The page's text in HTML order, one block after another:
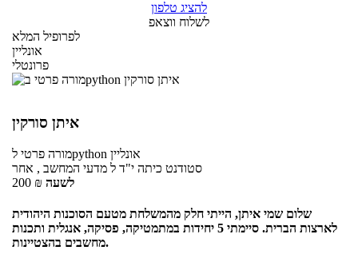
להציג טלפון
לשלוח ווצאפ
לפרופיל המלא
אונליין
פרונטלי
איתן סורקין
מורה פרטילpython אונליין
סטודנט כיתה י"ד ל מדעי המחשב , אחר
200 ₪ לשעה
שלום שמי איתן, הייתי חלק מהמשלחת מטעם הסוכנות היהודית
לארצות הברית. סיימתי 5 יחידות במתמטיקה, פסיקה, אנגלית ותכנות
מחשבים בהצטיינות.